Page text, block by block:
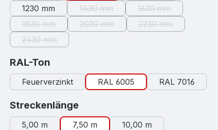
1230 mm
1430 mm
(Diese Option ist zurzeit nicht
1630 mm
(Diese Option ist
1830 mm
(Diese Option ist zurzeit nicht verfügbar.)
2030 mm
(Diese Option ist zurzeit nicht
2230 mm
(Diese Option ist
2430 mm
(Diese Option ist zurzeit nicht verfügbar.)
RAL-Ton
Feuerverzinkt RAL 6005 RAL 7016
Streckenlänge
5,00 m 7,50 m
10,00 m